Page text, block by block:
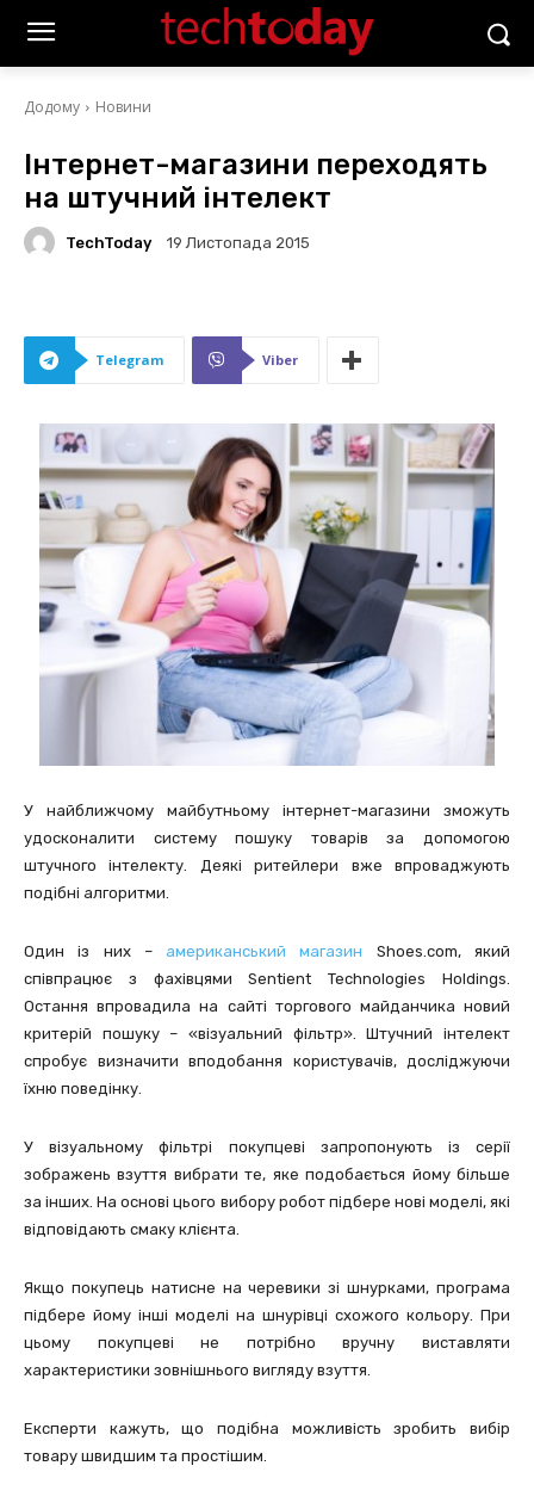
Додому Новини
Інтернет-магазини переходять
на штучний інтелект
TechToday 19 Листопада 2015
Telegram Viber
У найближчому майбутньому інтернет-магазини зможуть
удосконалити систему пошуку товарів за допомогою
штучного інтелекту. Деякі ритейлери вже впроваджують
подібні алгоритми.
Один із них – американський магазин Shoes.com, який
співпрацює з фахівцями Sentient Technologies Holdings.
Остання впровадила на сайті торгового майданчика новий
критерій пошуку – «візуальний фільтр». Штучний інтелект
спробує визначити вподобання користувачів, досліджуючи
їхню поведінку.
У візуальному фільтрі покупцеві запропонують із серії
зображень взуття вибрати те, яке подобається йому більше
за інших. На основі цього вибору робот підбере нові моделі, які
відповідають смаку клієнта.
Якщо покупець натисне на черевики зі шнурками, програма
підбере йому інші моделі на шнурівці схожого кольору. При
цьому покупцеві не потрібно вручну виставляти
характеристики зовнішнього вигляду взуття.
Експерти кажуть, що подібна можливість зробить вибір
товару швидшим та простішим.